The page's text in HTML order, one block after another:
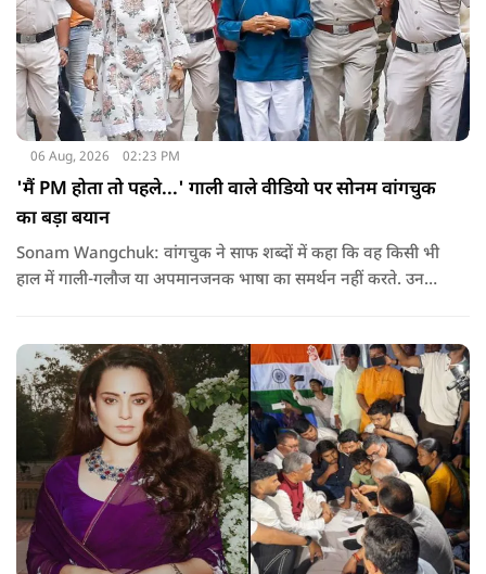
06 Aug, 2026 02:23 PM
'मैं PM होता तो पहले...' गाली वाले वीडियो पर सोनम वांगचुक
का बड़ा बयान
Sonam Wangchuk: वांगचुक ने साफ शब्दों में कहा कि वह किसी भी
हाल में गाली-गलौज या अपमानजनक भाषा का समर्थन नहीं करते. उनका